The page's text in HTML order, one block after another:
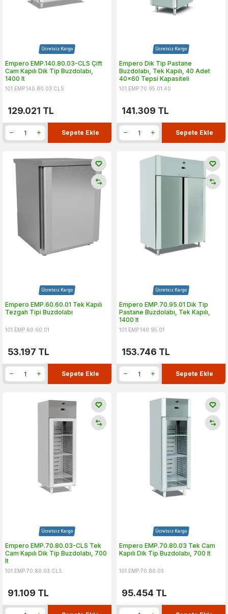
Ücretsiz Kargo
Empero EMP.140.80.03-CLS Çift
Cam Kapılı Dik Tip Buzdolabı,
1400 lt
101.EMP.140.80.03.CLS
129.021 TL
Sepete Ekle
Ücretsiz Kargo
Empero Dik Tip Pastane
Buzdolabı, Tek Kapılı, 40 Adet
40x60 Tepsi Kapasiteli
101.EMP.70.95.01.40
141.309 TL
Sepete Ekle
Ücretsiz Kargo
Empero EMP.60.60.01 Tek Kapılı
Tezgah Tipi Buzdolabı
101.EMP.60.60.01
53.197 TL
Sepete Ekle
Ücretsiz Kargo
Empero EMP.70.95.01 Dik Tip
Pastane Buzdolabı, Tek Kapılı,
1400 lt
101.EMP.140.95.01
153.746 TL
Sepete Ekle
Ücretsiz Kargo
Empero EMP.70.80.03-CLS Tek
Cam Kapılı Dik Tip Buzdolabı, 700
lt
101.EMP.70.80.03.CLS
91.109 TL
Ücretsiz Kargo
Empero EMP.70.80.03 Tek Cam
Kapılı Dik Tip Buzdolabı, 700 lt
101.EMP.70.80.03
95.454 TL